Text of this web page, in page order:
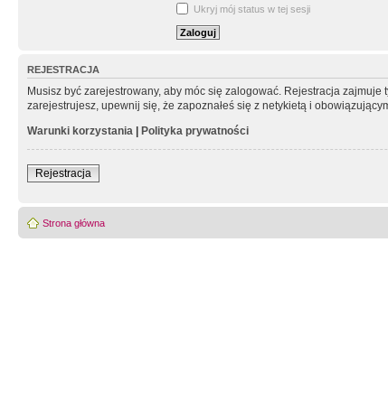
Ukryj mój status w tej sesji
REJESTRACJA
Musisz być zarejestrowany, aby móc się zalogować. Rejestracja
zarejestrujesz, upewnij się, że zapoznałeś się z netykietą i
Warunki korzystania | Polityka prywatności
Rejestracja
Strona główna